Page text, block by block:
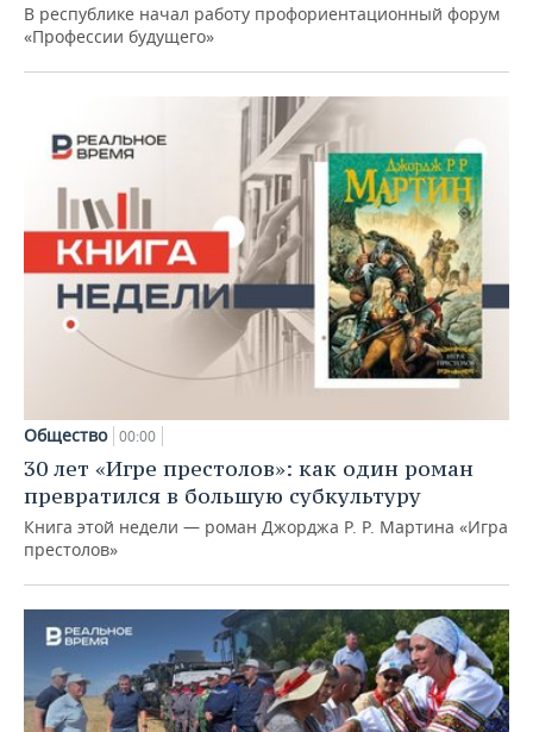
В республике начал работу профориентационный форум
«Профессии будущего»
Общество 00:00
30 лет «Игре престолов»: как один роман
превратился в большую субкультуру
Книга этой недели — роман Джорджа Р. Р. Мартина «Игра
престолов»